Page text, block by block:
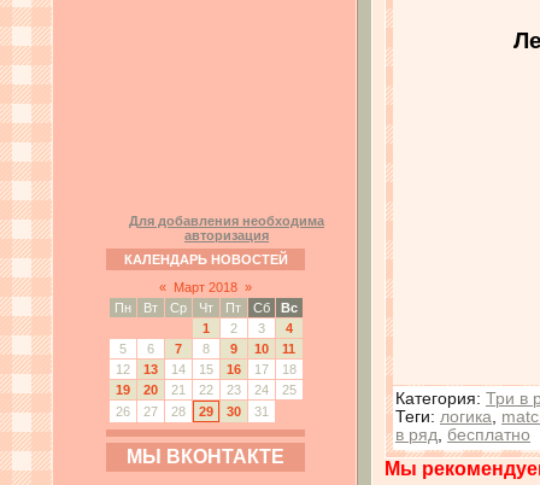
Для добавления необходима
авторизация
КАЛЕНДАРЬ НОВОСТЕЙ
« Март 2018 »
Пн
Вт Ср Чт Пт Сб
Вс
1
2 3
4
5
6 7 8 9 10
11
12
13 14 15 16 17
18
19
20 21 22 23 24
25
26
27 28 29 30 31
МЫ ВКОНТАКТЕ
Категория: Три в
Теги: логика
в ряд
бесплатно
Мы